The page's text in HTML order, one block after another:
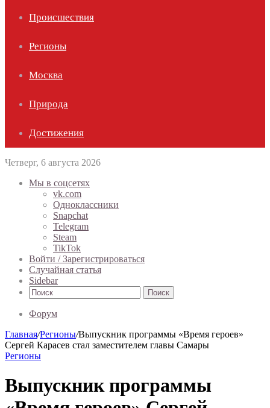
Происшествия
Регионы
Москва
Природа
Достижения
Четверг, 6 августа 2026
Мы в соцсетях
vk.com
Одноклассники
Snapchat
Telegram
Steam
TikTok
Войти / Зарегистрироваться
Случайная статья
Sidebar
Поиск
Форум
Главная/Регионы/Выпускник программы «Время героев»
Сергей Карасев стал заместителем главы Самары
Регионы
Выпускник программы